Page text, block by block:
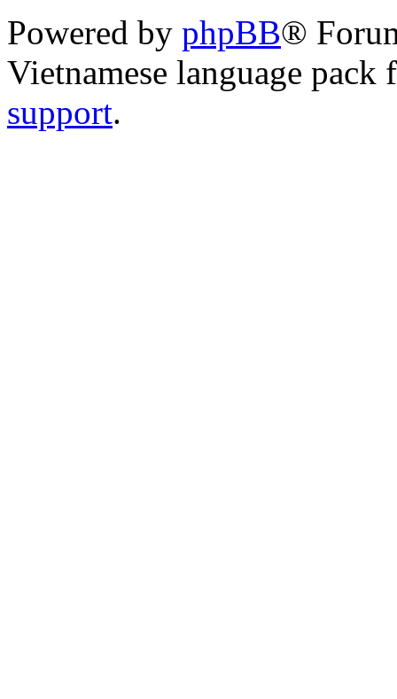
Powered by phpBB®
Vietnamese language
support.